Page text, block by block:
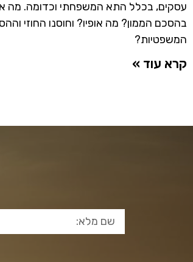
עסקים, בכלל התא המשפחתי וכדומה. מה
בהסכם הממון? מה אופיו? וחוסנו החוזי
המשפטיות?
קרא עוד »